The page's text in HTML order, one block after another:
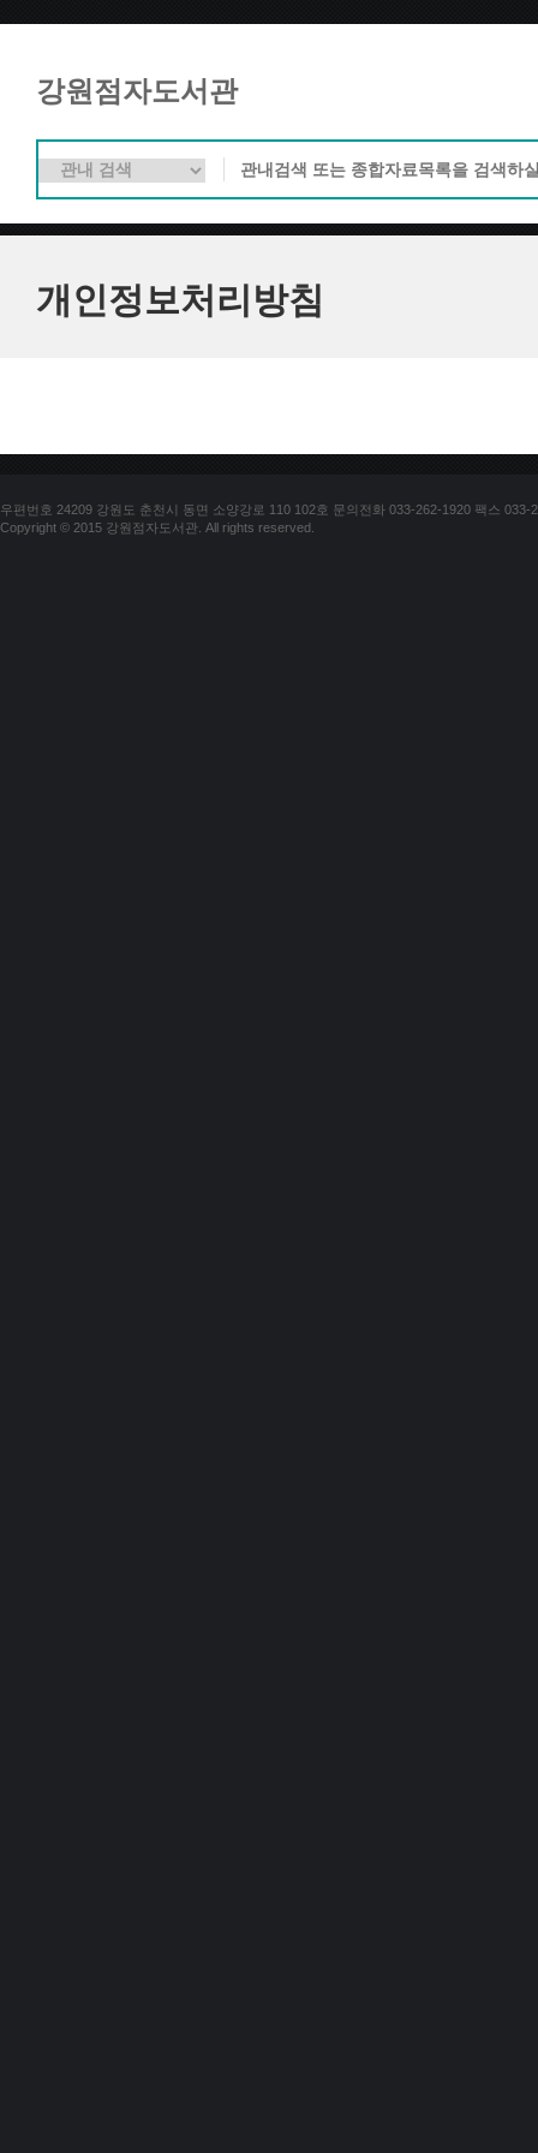
강원점자도서관
개인정보처리방침
우편번호 24209 강원도 춘천시 동면 소양강로 110 102호 문의전화 033-262-1920 팩스 033-
Copyright © 2015 강원점자도서관. All rights reserved.